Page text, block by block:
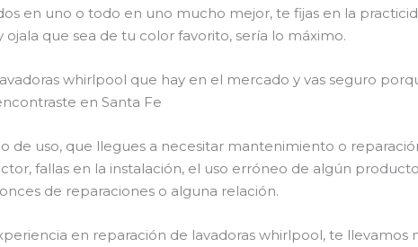
en uno o todo en uno mucho mejor, te fijas en la
que sea de tu color favorito, sería lo máximo.
whirlpool que hay en el mercado y vas seguro
en Santa Fe
de uso, que llegues a necesitar mantenimiento o
fallas en la instalación, el uso erróneo de algún
de reparaciones o alguna relación.
en reparación de lavadoras whirlpool, te llevamos